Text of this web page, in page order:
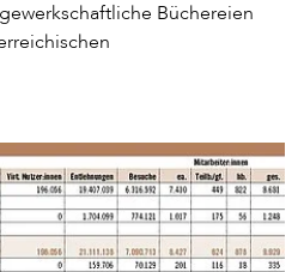
Büchereien